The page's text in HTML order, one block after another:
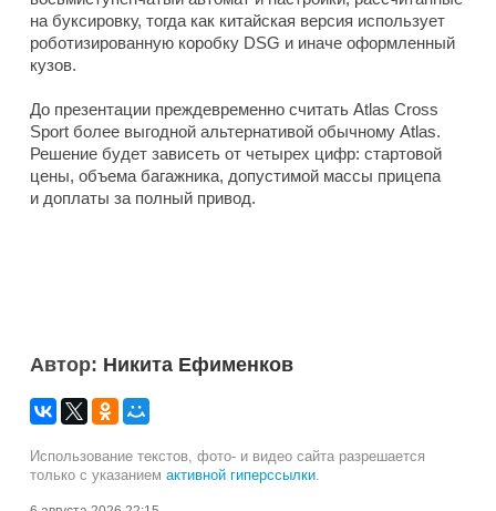
на буксировку, тогда как китайская версия использует
роботизированную коробку DSG и иначе оформленный
кузов.
До презентации преждевременно считать Atlas Cross
Sport более выгодной альтернативой обычному Atlas.
Решение будет зависеть от четырех цифр: стартовой
цены, объема багажника, допустимой массы прицепа
и доплаты за полный привод.
Автор: Никита Ефименков
Использование текстов, фото- и видео сайта разрешается
только с указанием активной гиперссылки.